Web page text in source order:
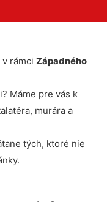
rámci Západného
Máme pre vás k
murára a
tých, ktoré nie